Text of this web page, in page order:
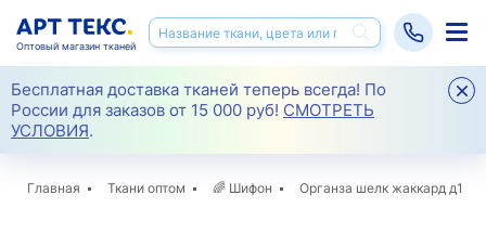
Бесплатная доставка тканей теперь всегда! По
России для заказов от 15 000 руб! СМОТРЕТЬ
УСЛОВИЯ.
Оптовый магазин тканей
Главная Ткани оптом 🌈 Шифон Органза шелк жаккард д1